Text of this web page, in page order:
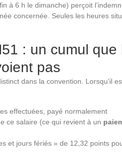
à 6 h le dimanche) perçoit
concernée. Seules les heures
: un cumul que
pas
dans la convention. Lorsqu’il
effectuées, payé normalement
ce salaire (ce qui revient à un
et jours fériés » de 12,32 points